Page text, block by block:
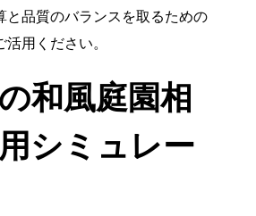
と品質のバランスを取るための
用ください。
和風庭園相
シミュレー